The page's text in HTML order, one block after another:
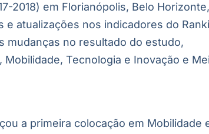
2018) em Florianópolis, Belo
e atualizações nos indicadores do
mudanças no resultado do estudo,
Tecnologia e Inovação e
a primeira colocação em Mobilidade